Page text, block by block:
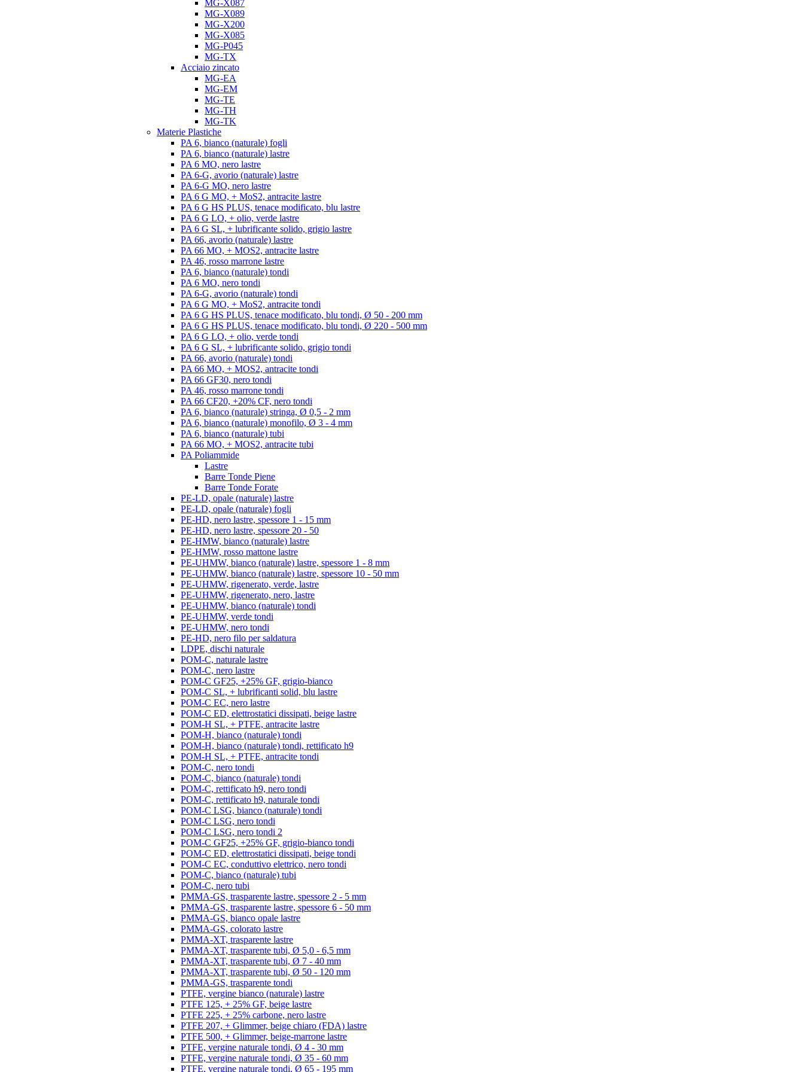
MG-X087
MG-X089
MG-X200
MG-X085
MG-P045
MG-TX
Acciaio zincato
MG-EA
MG-EM
MG-TE
MG-TH
MG-TK
Materie Plastiche
PA 6, bianco (naturale) fogli
PA 6, bianco (naturale) lastre
PA 6 MO, nero lastre
PA 6-G, avorio (naturale) lastre
PA 6-G MO, nero lastre
PA 6 G MO, + MoS2, antracite lastre
PA 6 G HS PLUS, tenace modificato, blu lastre
PA 6 G LO, + olio, verde lastre
PA 6 G SL, + lubrificante solido, grigio lastre
PA 66, avorio (naturale) lastre
PA 66 MO, + MOS2, antracite lastre
PA 46, rosso marrone lastre
PA 6, bianco (naturale) tondi
PA 6 MO, nero tondi
PA 6-G, avorio (naturale) tondi
PA 6 G MO, + MoS2, antracite tondi
PA 6 G HS PLUS, tenace modificato, blu tondi, Ø 50 - 200 mm
PA 6 G HS PLUS, tenace modificato, blu tondi, Ø 220 - 500 mm
PA 6 G LO, + olio, verde tondi
PA 6 G SL, + lubrificante solido, grigio tondi
PA 66, avorio (naturale) tondi
PA 66 MO, + MOS2, antracite tondi
PA 66 GF30, nero tondi
PA 46, rosso marrone tondi
PA 66 CF20, +20% CF, nero tondi
PA 6, bianco (naturale) stringa, Ø 0,5 - 2 mm
PA 6, bianco (naturale) monofilo, Ø 3 - 4 mm
PA 6, bianco (naturale) tubi
PA 66 MO, + MOS2, antracite tubi
PA Poliammide
Lastre
Barre Tonde Piene
Barre Tonde Forate
PE-LD, opale (naturale) lastre
PE-LD, opale (naturale) fogli
PE-HD, nero lastre, spessore 1 - 15 mm
PE-HD, nero lastre, spessore 20 - 50
PE-HMW, bianco (naturale) lastre
PE-HMW, rosso mattone lastre
PE-UHMW, bianco (naturale) lastre, spessore 1 - 8 mm
PE-UHMW, bianco (naturale) lastre, spessore 10 - 50 mm
PE-UHMW, rigenerato, verde, lastre
PE-UHMW, rigenerato, nero, lastre
PE-UHMW, bianco (naturale) tondi
PE-UHMW, verde tondi
PE-UHMW, nero tondi
PE-HD, nero filo per saldatura
LDPE, dischi naturale
POM-C, naturale lastre
POM-C, nero lastre
POM-C GF25, +25% GF, grigio-bianco
POM-C SL, + lubrificanti solid, blu lastre
POM-C EC, nero lastre
POM-C ED, elettrostatici dissipati, beige lastre
POM-H SL, + PTFE, antracite lastre
POM-H, bianco (naturale) tondi
POM-H, bianco (naturale) tondi, rettificato h9
POM-H SL, + PTFE, antracite tondi
POM-C, nero tondi
POM-C, bianco (naturale) tondi
POM-C, rettificato h9, nero tondi
POM-C, rettificato h9, naturale tondi
POM-C LSG, bianco (naturale) tondi
POM-C LSG, nero tondi
POM-C LSG, nero tondi 2
POM-C GF25, +25% GF, grigio-bianco tondi
POM-C ED, elettrostatici dissipati, beige tondi
POM-C EC, conduttivo elettrico, nero tondi
POM-C, bianco (naturale) tubi
POM-C, nero tubi
PMMA-GS, trasparente lastre, spessore 2 - 5 mm
PMMA-GS, trasparente lastre, spessore 6 - 50 mm
PMMA-GS, bianco opale lastre
PMMA-GS, colorato lastre
PMMA-XT, trasparente lastre
PMMA-XT, trasparente tubi, Ø 5,0 - 6,5 mm
PMMA-XT, trasparente tubi, Ø 7 - 40 mm
PMMA-XT, trasparente tubi, Ø 50 - 120 mm
PMMA-GS, trasparente tondi
PTFE, vergine bianco (naturale) lastre
PTFE 125, + 25% GF, beige lastre
PTFE 225, + 25% carbone, nero lastre
PTFE 207, + Glimmer, beige chiaro (FDA) lastre
PTFE 500, + Glimmer, beige-marrone lastre
PTFE, vergine naturale tondi, Ø 4 - 30 mm
PTFE, vergine naturale tondi, Ø 35 - 60 mm
PTFE, vergine naturale tondi, Ø 65 - 195 mm